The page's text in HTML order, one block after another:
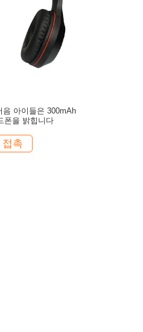
음 아이들은 300mAh
폰을 밝힙니다
접촉